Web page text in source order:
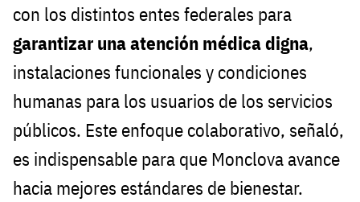
con los distintos entes federales para
garantizar una atención médica digna,
instalaciones funcionales y condiciones
humanas para los usuarios de los servicios
públicos. Este enfoque colaborativo, señaló,
es indispensable para que Monclova avance
hacia mejores estándares de bienestar.